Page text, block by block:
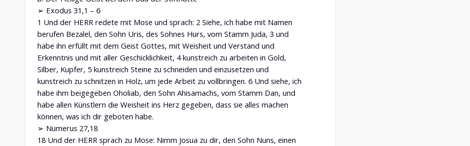
➢ Exodus 31,1 – 6
1 Und der HERR redete mit Mose und sprach: 2 Siehe, ich habe mit Namen
berufen Bezalel, den Sohn Uris, des Sohnes Hurs, vom Stamm Juda, 3 und
habe ihn erfüllt mit dem Geist Gottes, mit Weisheit und Verstand und
Erkenntnis und mit aller Geschicklichkeit, 4 kunstreich zu arbeiten in Gold,
Silber, Kupfer, 5 kunstreich Steine zu schneiden und einzusetzen und
kunstreich zu schnitzen in Holz, um jede Arbeit zu vollbringen. 6 Und siehe, ich
habe ihm beigegeben Oholiab, den Sohn Ahisamachs, vom Stamm Dan, und
habe allen Künstlern die Weisheit ins Herz gegeben, dass sie alles machen
können, was ich dir geboten habe.
➢ Numerus 27,18
18 Und der HERR sprach zu Mose: Nimm Josua zu dir, den Sohn Nuns, einen